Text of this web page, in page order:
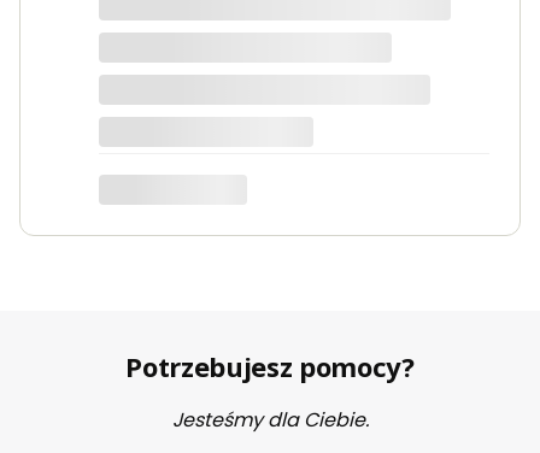
Dorota
ciemno zielony Velvet
Potrzebujesz pomocy?
Jesteśmy dla Ciebie.